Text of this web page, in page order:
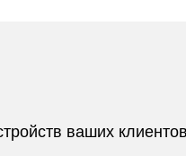
ваших